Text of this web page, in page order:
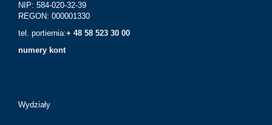
NIP: 584-020-32-39
REGON: 000001330
tel. portiernia:+ 48 58 523 30 00
numery kont
Wydziały